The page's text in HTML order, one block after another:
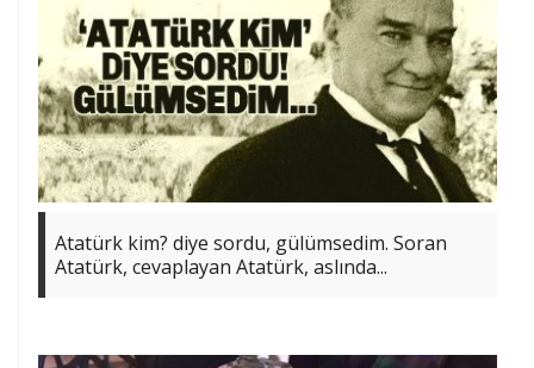
Atatürk kim? diye sordu, gülümsedim. Soran
Atatürk, cevaplayan Atatürk, aslında...